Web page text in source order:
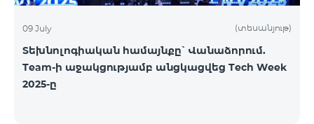
09 July (տեսանյութ)
Տեխնոլոգիական համայնքը՝ Վանաձորում.
Team-ի աջակցությամբ անցկացվեց Tech Week
2025-ը